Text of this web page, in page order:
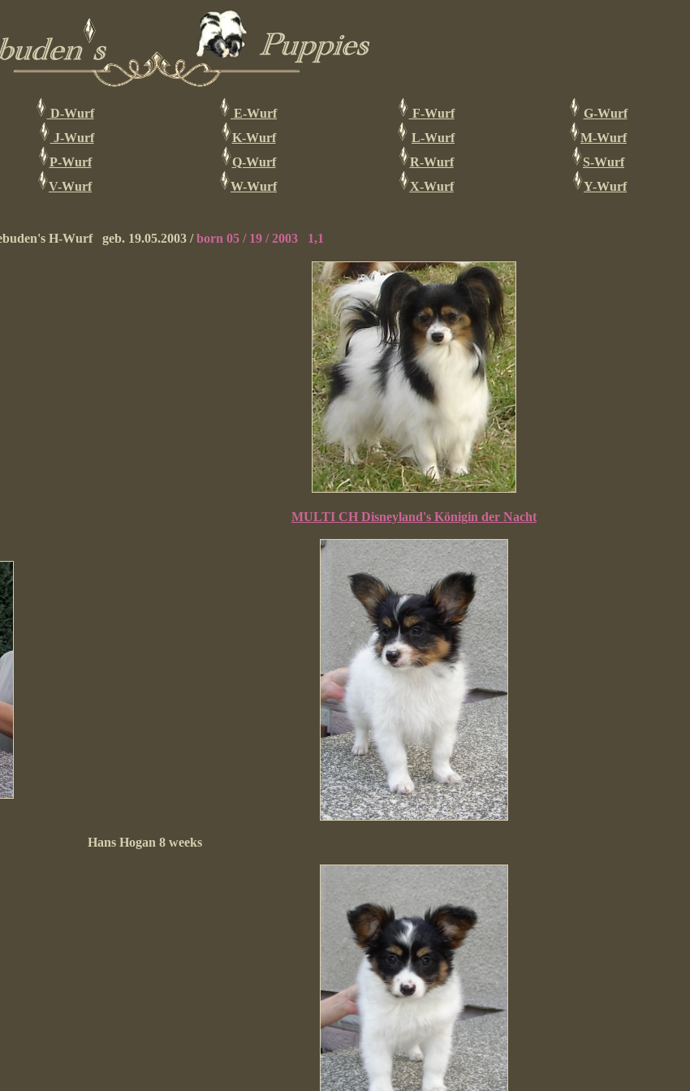
D-Wurf E-Wurf F-Wurf
G-Wurf
J-Wurf K-Wurf L-Wurf
M-Wurf
P-Wurf Q-Wurf R-Wurf
S-Wurf
V-Wurf W-Wurf X-Wurf
Y-Wurf
H-Wurf geb. 19.05.2003 /born 05 / 19 / 2003 1,1
MULTI CH Disneyland's Königin der Nacht
Hans Hogan 8 weeks